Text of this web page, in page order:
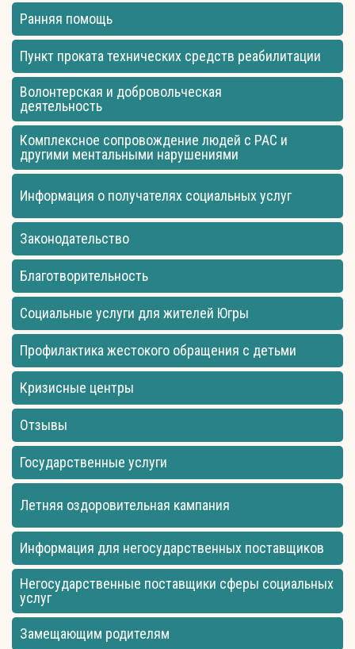
Ранняя помощь
Пункт проката технических средств реабилитации
Волонтерская и добровольческая
деятельность
Комплексное сопровождение людей с РАС и
другими ментальными нарушениями
Информация о получателях социальных услуг
Законодательство
Благотворительность
Социальные услуги для жителей Югры
Профилактика жестокого обращения с детьми
Кризисные центры
Отзывы
Государственные услуги
Летняя оздоровительная кампания
Информация для негосударственных поставщиков
Негосударственные поставщики сферы социальных
услуг
Замещающим родителям